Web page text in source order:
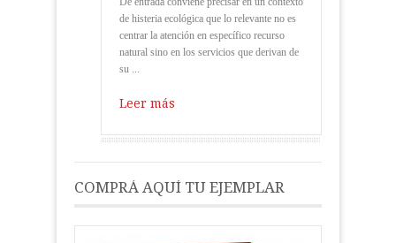
de histeria ecológica que lo relevante no es
centrar la atención en específico recurso
natural sino en los servicios que derivan de
su ...
Leer más
COMPRÁ AQUÍ TU EJEMPLAR